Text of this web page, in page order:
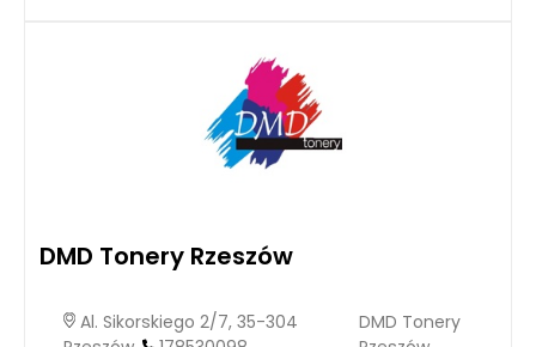
DMD Tonery Rzeszów
Al. Sikorskiego 2/7, 35-304
DMD Tonery